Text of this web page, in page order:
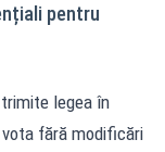
pentru
legea în
fără modificări